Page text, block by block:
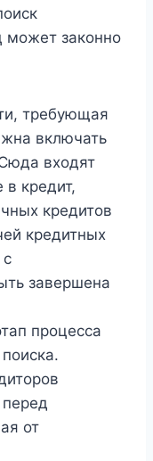
может законно
требующая
включать
входят
кредит,
кредитов
кредитных
завершена
процесса
перед
от